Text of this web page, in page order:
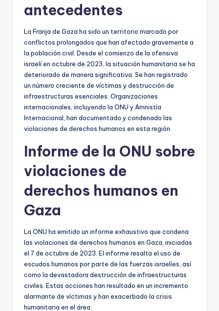
antecedentes
La Franja de Gaza ha sido un territorio marcado por
conflictos prolongados que han afectado gravemente a
la población civil. Desde el comienzo de la ofensiva
israelí en octubre de 2023, la situación humanitaria se ha
deteriorado de manera significativa. Se han registrado
un número creciente de víctimas y destrucción de
infraestructuras esenciales. Organizaciones
internacionales, incluyendo la ONU y Amnistía
Internacional, han documentado y condenado las
violaciones de derechos humanos en esta región.
Informe de la ONU sobre
violaciones de
derechos humanos en
Gaza
La ONU ha emitido un informe exhaustivo que condena
las violaciones de derechos humanos en Gaza, iniciadas
el 7 de octubre de 2023. El informe resalta el uso de
escudos humanos por parte de las fuerzas israelíes, así
como la devastadora destrucción de infraestructuras
civiles. Estas acciones han resultado en un incremento
alarmante de víctimas y han exacerbado la crisis
humanitaria en el área.